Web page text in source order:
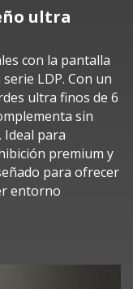
ultra
con la pantalla
LDP. Con un
ultra finos de 6
sin
para
premium y
para ofrecer
entorno